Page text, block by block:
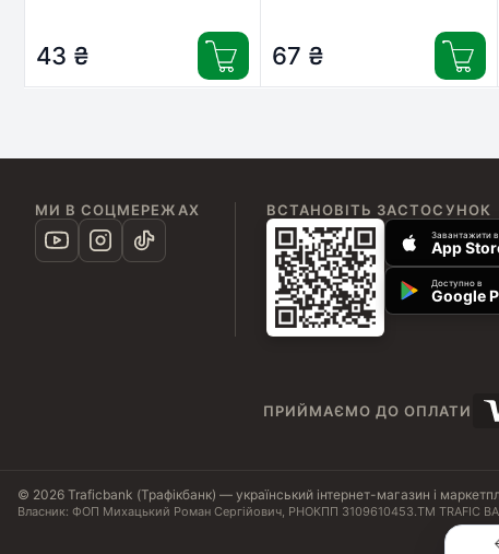
43 ₴ 67 ₴
МИ В СОЦМЕРЕЖАХ ВСТАНОВІТЬ ЗАСТОСУНОК
Завантажити в
App
Доступно в
Google
ПРИЙМАЄМО ДО ОПЛАТИ
© 2026 Traficbank (Трафікбанк) — український інтернет-магазин і
Власник: ФОП Михацький Роман Сергійович, РНОКПП 3109610453.ТМ TRAFIC